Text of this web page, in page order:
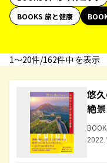
BOOKS 旅と健康
1〜20件/162件中 を表示
悠
絶